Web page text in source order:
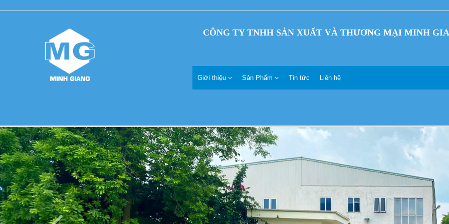
CÔNG TY TNHH SẢN XUẤT VÀ THƯƠNG MẠI MINH
Giới thiệu Sản Phẩm Tin tức Liên hệ